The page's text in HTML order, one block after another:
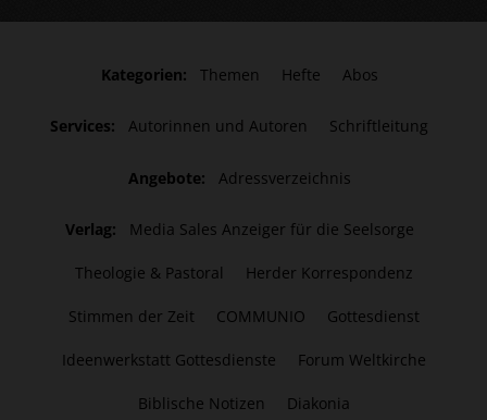
Kategorien: Themen Hefte Abos
Services: Autorinnen und Autoren Schriftleitung
Angebote: Adressverzeichnis
Verlag: Media Sales Anzeiger für die Seelsorge
Theologie & Pastoral Herder Korrespondenz
Stimmen der Zeit COMMUNIO Gottesdienst
Ideenwerkstatt Gottesdienste Forum Weltkirche
Biblische Notizen Diakonia